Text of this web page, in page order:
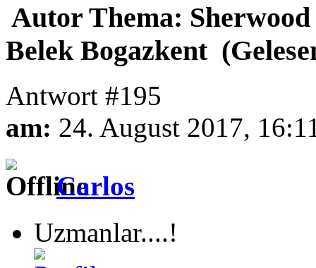
Autor Thema:
Belek Bogazkent
Antwort #195
am: 24. August 2017,
Carlos
Uzmanlar....!